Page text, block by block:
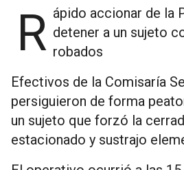
Rápido accionar de la Policía para detener a un sujeto
robados
Efectivos de la Comisaría
persiguieron de forma
un sujeto que forzó la
estacionado y sustrajo